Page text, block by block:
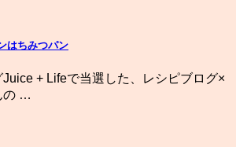
はちみつパン
+ Lifeで当選した、レシピブログ×
の …